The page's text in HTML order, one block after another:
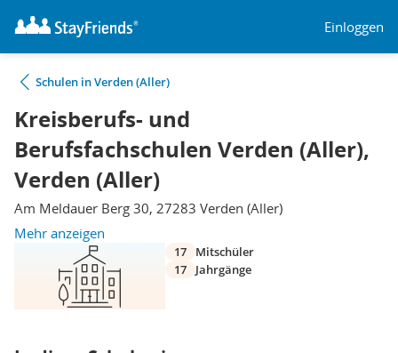
Einloggen
Schulen in Verden (Aller)
Kreisberufs- und
Berufsfachschulen Verden (Aller),
Verden (Aller)
Am Meldauer Berg 30, 27283 Verden (Aller)
Mehr anzeigen
17
Mitschüler
17
Jahrgänge